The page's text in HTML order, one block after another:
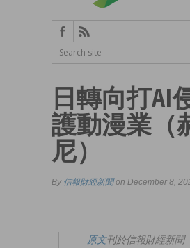
日轉向打AI
護動漫業（
尼）
By 信報財經新聞on December 8,
原文刊於信報財經新聞